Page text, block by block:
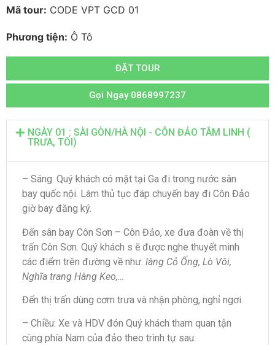
Mã tour: CODE VPT GCD 01
Phương tiện: Ô Tô
ĐẶT TOUR
Gọi Ngay 0868997237
NGÀY 01 : SÀI GÒN/HÀ NỘI - CÔN ĐẢO TÂM LINH (
TRƯA, TỐI)
– Sáng: Quý khách có mặt tại Ga đi trong nước sân
bay quốc nội. Làm thủ tục đáp chuyến bay đi Côn Đảo
giờ bay đăng ký.
Đến sân bay Côn Sơn – Côn Đảo, xe đưa đoàn về thị
trấn Côn Sơn. Quý khách s ẽ được nghe thuyết minh
các điểm trên đường về như: làng Cỏ Ống, Lò Vôi,
Nghĩa trang Hàng Keo,…
Đến thị trấn dùng cơm trưa và nhận phòng, nghỉ ngơi.
– Chiều: Xe và HDV đón Quý khách tham quan tận
cùng phía Nam của đảo theo trình tự sau: